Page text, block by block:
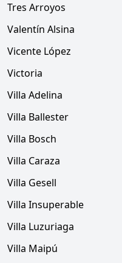
Tres Arroyos
Valentín Alsina
Vicente López
Victoria
Villa Adelina
Villa Ballester
Villa Bosch
Villa Caraza
Villa Gesell
Villa Insuperable
Villa Luzuriaga
Villa Maipú